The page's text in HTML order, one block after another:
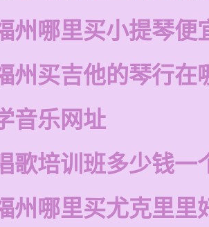
州哪里买小提琴便
州买吉他的琴行在
音乐网址
歌培训班多少钱一
州哪里买尤克里里